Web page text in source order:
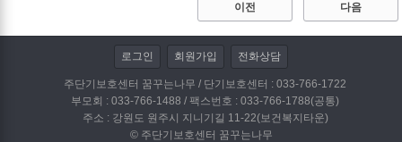
이전 다음
로그인 회원가입 전화상담
주단기보호센터 꿈꾸는나무 / 단기보호센터 : 033-766-1722
부모회 : 033-766-1488 / 팩스번호 : 033-766-1788(공통)
주소 : 강원도 원주시 지니기길 11-22(보건복지타운)
© 주단기보호센터 꿈꾸는나무